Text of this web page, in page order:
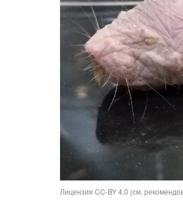
Лицензия CC-BY 4.0 (см.